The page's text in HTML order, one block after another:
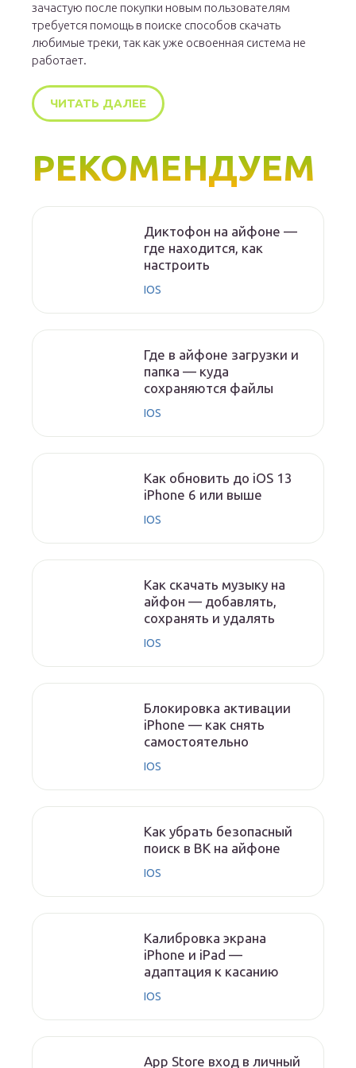
зачастую после покупки новым пользователям
требуется помощь в поиске способов скачать
любимые треки, так как уже освоенная система не
работает.
ЧИТАТЬ ДАЛЕЕ
РЕКОМЕНДУЕМ
Диктофон на айфоне —
где находится, как
настроить
IOS
Где в айфоне загрузки и
папка — куда
сохраняются файлы
IOS
Как обновить до iOS 13
iPhone 6 или выше
IOS
Как скачать музыку на
айфон — добавлять,
сохранять и удалять
IOS
Блокировка активации
iPhone — как снять
самостоятельно
IOS
Как убрать безопасный
поиск в ВК на айфоне
IOS
Калибровка экрана
iPhone и iPad —
адаптация к касанию
IOS
App Store вход в личный